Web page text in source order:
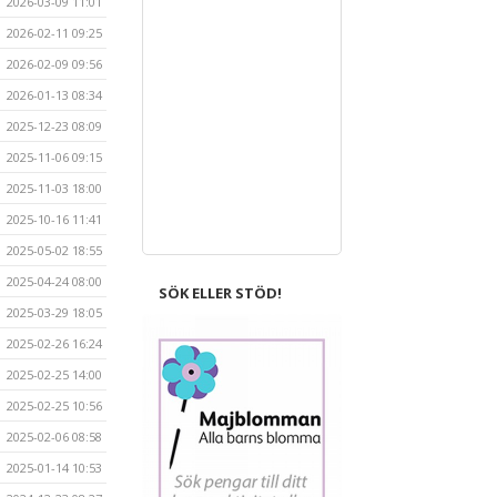
2026-02-11 09:25
2026-02-09 09:56
2026-01-13 08:34
2025-12-23 08:09
2025-11-06 09:15
2025-11-03 18:00
2025-10-16 11:41
2025-05-02 18:55
2025-04-24 08:00
2025-03-29 18:05
2025-02-26 16:24
2025-02-25 14:00
2025-02-25 10:56
2025-02-06 08:58
2025-01-14 10:53
SÖK ELLER STÖD!